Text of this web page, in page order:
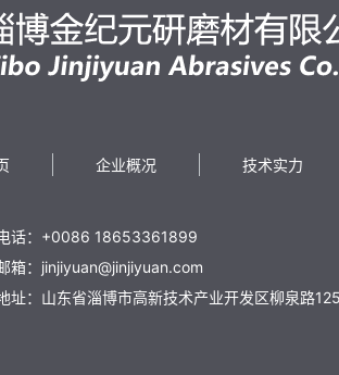
企业概况 技术实力
话：+0086 18653361899
箱：jinjiyuan@jinjiyuan.com
址：山东省淄博市高新技术产业开发区柳泉路